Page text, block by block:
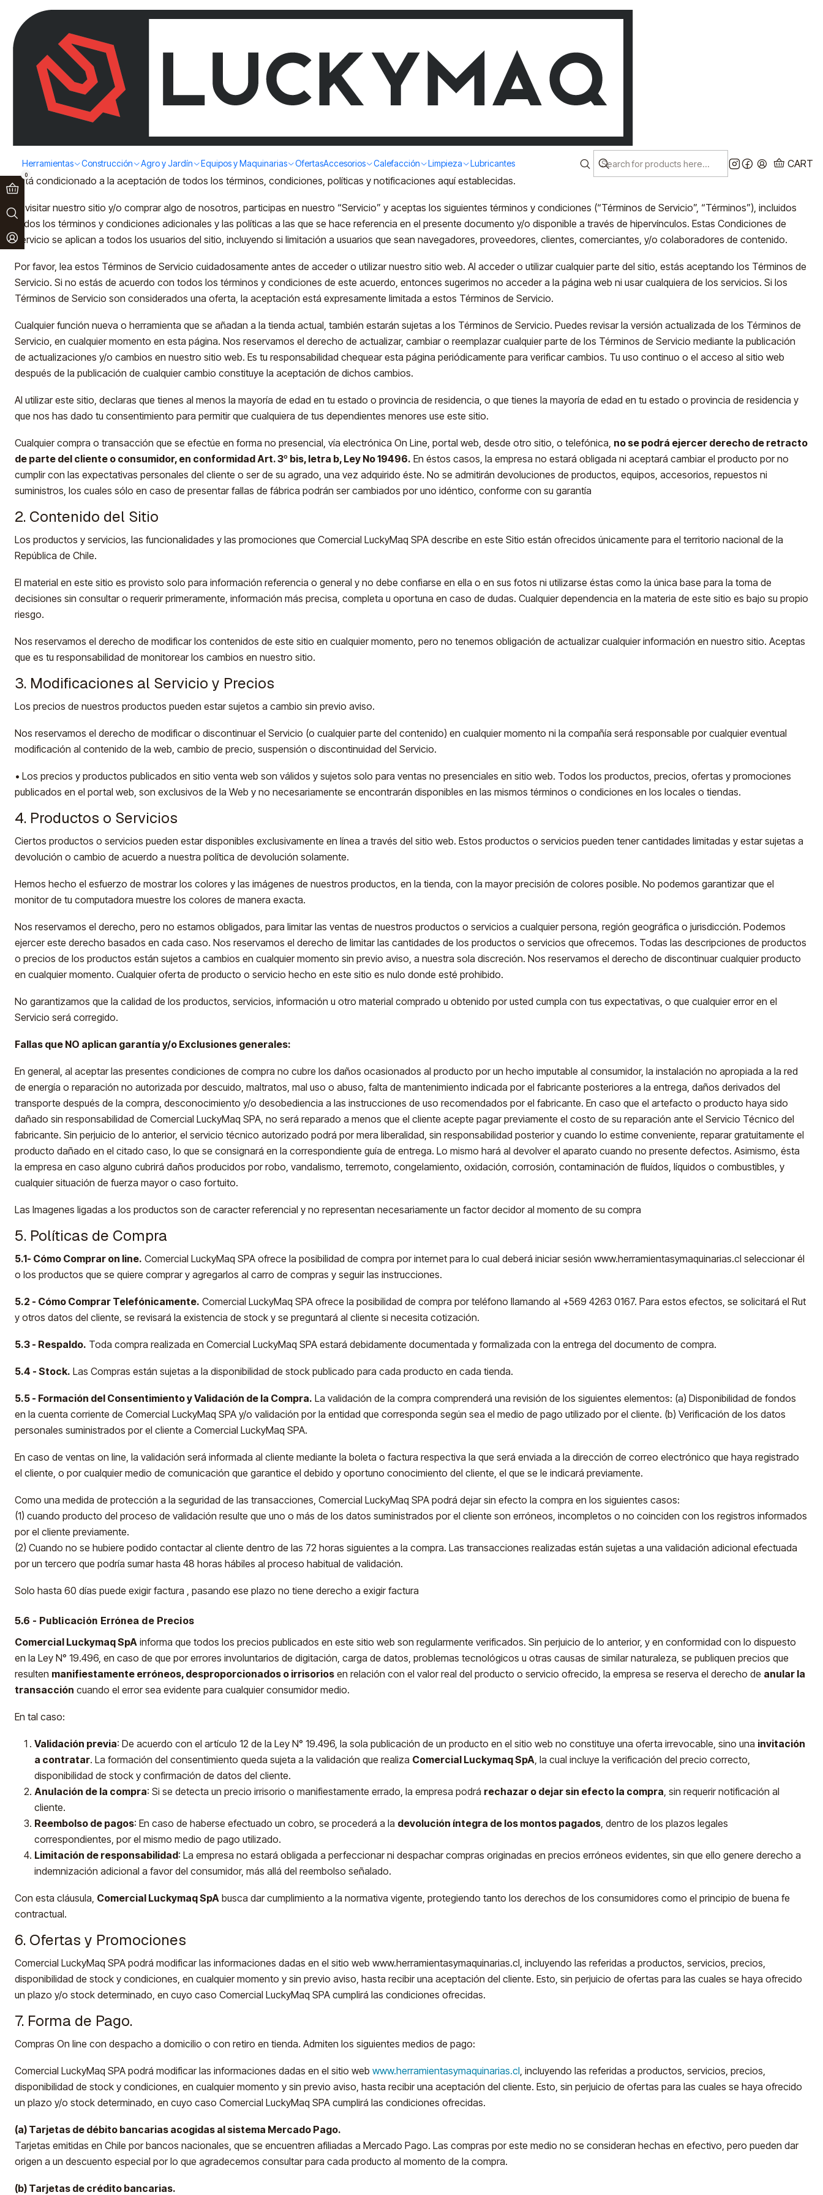
Herramientas Construcción Agro y Jardín Equipos y Maquinarias OfertasAccesorios Calefacción Limpieza Lubricantes CART
0
Paga en 3 cuotas sin interés!Ver más Despacho a todo chile!
Home
Términos y Condiciones
1. Condiciones Generales y Aceptación del Usuario.
Este sitio web es operado y de propiedad de Comercial LuckyMaq SPA. El acceso a este sitio web es gratuito y solo está condicionado a la aceptación y cumplimientos de estos
Términos y Condiciones de Uso. Comercial LuckyMaq SPA ofrece este sitio web, incluyendo toda la información, herramientas y servicios disponibles para ti en este sitio, el usuario,
está condicionado a la aceptación de todos los términos, condiciones, políticas y notificaciones aquí establecidas.
Al visitar nuestro sitio y/o comprar algo de nosotros, participas en nuestro “Servicio” y aceptas los siguientes términos y condiciones (“Términos de Servicio”, “Términos”), incluidos
todos los términos y condiciones adicionales y las políticas a las que se hace referencia en el presente documento y/o disponible a través de hipervínculos. Estas Condiciones de
Servicio se aplican a todos los usuarios del sitio, incluyendo si limitación a usuarios que sean navegadores, proveedores, clientes, comerciantes, y/o colaboradores de contenido.
Por favor, lea estos Términos de Servicio cuidadosamente antes de acceder o utilizar nuestro sitio web. Al acceder o utilizar cualquier parte del sitio, estás aceptando los Términos de
Servicio. Si no estás de acuerdo con todos los términos y condiciones de este acuerdo, entonces sugerimos no acceder a la página web ni usar cualquiera de los servicios. Si los
Términos de Servicio son considerados una oferta, la aceptación está expresamente limitada a estos Términos de Servicio.
Cualquier función nueva o herramienta que se añadan a la tienda actual, también estarán sujetas a los Términos de Servicio. Puedes revisar la versión actualizada de los Términos de
Servicio, en cualquier momento en esta página. Nos reservamos el derecho de actualizar, cambiar o reemplazar cualquier parte de los Términos de Servicio mediante la publicación
de actualizaciones y/o cambios en nuestro sitio web. Es tu responsabilidad chequear esta página periódicamente para verificar cambios. Tu uso continuo o el acceso al sitio web
después de la publicación de cualquier cambio constituye la aceptación de dichos cambios.
Al utilizar este sitio, declaras que tienes al menos la mayoría de edad en tu estado o provincia de residencia, o que tienes la mayoría de edad en tu estado o provincia de residencia y
que nos has dado tu consentimiento para permitir que cualquiera de tus dependientes menores use este sitio.
Cualquier compra o transacción que se efectúe en forma no presencial, vía electrónica On Line, portal web, desde otro sitio, o telefónica, no se podrá ejercer derecho de retracto
de parte del cliente o consumidor, en conformidad Art. 3º bis, letra b, Ley No 19496. En éstos casos, la empresa no estará obligada ni aceptará cambiar el producto por no
cumplir con las expectativas personales del cliente o ser de su agrado, una vez adquirido éste. No se admitirán devoluciones de productos, equipos, accesorios, repuestos ni
suministros, los cuales sólo en caso de presentar fallas de fábrica podrán ser cambiados por uno idéntico, conforme con su garantía
2. Contenido del Sitio
Los productos y servicios, las funcionalidades y las promociones que Comercial LuckyMaq SPA describe en este Sitio están ofrecidos únicamente para el territorio nacional de la
República de Chile.
El material en este sitio es provisto solo para información referencia o general y no debe confiarse en ella o en sus fotos ni utilizarse éstas como la única base para la toma de
decisiones sin consultar o requerir primeramente, información más precisa, completa u oportuna en caso de dudas. Cualquier dependencia en la materia de este sitio es bajo su propio
riesgo.
Nos reservamos el derecho de modificar los contenidos de este sitio en cualquier momento, pero no tenemos obligación de actualizar cualquier información en nuestro sitio. Aceptas
que es tu responsabilidad de monitorear los cambios en nuestro sitio.
3. Modificaciones al Servicio y Precios
Los precios de nuestros productos pueden estar sujetos a cambio sin previo aviso.
Nos reservamos el derecho de modificar o discontinuar el Servicio (o cualquier parte del contenido) en cualquier momento ni la compañía será responsable por cualquier eventual
modificación al contenido de la web, cambio de precio, suspensión o discontinuidad del Servicio.
• Los precios y productos publicados en sitio venta web son válidos y sujetos solo para ventas no presenciales en sitio web. Todos los productos, precios, ofertas y promociones
publicados en el portal web, son exclusivos de la Web y no necesariamente se encontrarán disponibles en las mismos términos o condiciones en los locales o tiendas.
4. Productos o Servicios
Ciertos productos o servicios pueden estar disponibles exclusivamente en línea a través del sitio web. Estos productos o servicios pueden tener cantidades limitadas y estar sujetas a
devolución o cambio de acuerdo a nuestra política de devolución solamente.
Hemos hecho el esfuerzo de mostrar los colores y las imágenes de nuestros productos, en la tienda, con la mayor precisión de colores posible. No podemos garantizar que el
monitor de tu computadora muestre los colores de manera exacta.
Nos reservamos el derecho, pero no estamos obligados, para limitar las ventas de nuestros productos o servicios a cualquier persona, región geográfica o jurisdicción. Podemos
ejercer este derecho basados en cada caso. Nos reservamos el derecho de limitar las cantidades de los productos o servicios que ofrecemos. Todas las descripciones de productos
o precios de los productos están sujetos a cambios en cualquier momento sin previo aviso, a nuestra sola discreción. Nos reservamos el derecho de discontinuar cualquier producto
en cualquier momento. Cualquier oferta de producto o servicio hecho en este sitio es nulo donde esté prohibido.
No garantizamos que la calidad de los productos, servicios, información u otro material comprado u obtenido por usted cumpla con tus expectativas, o que cualquier error en el
Servicio será corregido.
Fallas que NO aplican garantía y/o Exclusiones generales:
En general, al aceptar las presentes condiciones de compra no cubre los daños ocasionados al producto por un hecho imputable al consumidor, la instalación no apropiada a la red
de energía o reparación no autorizada por descuido, maltratos, mal uso o abuso, falta de mantenimiento indicada por el fabricante posteriores a la entrega, daños derivados del
transporte después de la compra, desconocimiento y/o desobediencia a las instrucciones de uso recomendados por el fabricante. En caso que el artefacto o producto haya sido
dañado sin responsabilidad de Comercial LuckyMaq SPA, no será reparado a menos que el cliente acepte pagar previamente el costo de su reparación ante el Servicio Técnico del
fabricante. Sin perjuicio de lo anterior, el servicio técnico autorizado podrá por mera liberalidad, sin responsabilidad posterior y cuando lo estime conveniente, reparar gratuitamente el
producto dañado en el citado caso, lo que se consignará en la correspondiente guía de entrega. Lo mismo hará al devolver el aparato cuando no presente defectos. Asimismo, ésta
la empresa en caso alguno cubrirá daños producidos por robo, vandalismo, terremoto, congelamiento, oxidación, corrosión, contaminación de fluídos, líquidos o combustibles, y
cualquier situación de fuerza mayor o caso fortuito.
Las Imagenes ligadas a los productos son de caracter referencial y no representan necesariamente un factor decidor al momento de su compra
5. Políticas de Compra
5.1- Cómo Comprar on line. Comercial LuckyMaq SPA ofrece la posibilidad de compra por internet para lo cual deberá iniciar sesión www.herramientasymaquinarias.cl seleccionar él
o los productos que se quiere comprar y agregarlos al carro de compras y seguir las instrucciones.
5.2 - Cómo Comprar Telefónicamente. Comercial LuckyMaq SPA ofrece la posibilidad de compra por teléfono llamando al +569 4263 0167. Para estos efectos, se solicitará el Rut
y otros datos del cliente, se revisará la existencia de stock y se preguntará al cliente si necesita cotización.
5.3 - Respaldo. Toda compra realizada en Comercial LuckyMaq SPA estará debidamente documentada y formalizada con la entrega del documento de compra.
5.4 - Stock. Las Compras están sujetas a la disponibilidad de stock publicado para cada producto en cada tienda.
5.5 - Formación del Consentimiento y Validación de la Compra. La validación de la compra comprenderá una revisión de los siguientes elementos: (a) Disponibilidad de fondos
en la cuenta corriente de Comercial LuckyMaq SPA y/o validación por la entidad que corresponda según sea el medio de pago utilizado por el cliente. (b) Verificación de los datos
personales suministrados por el cliente a Comercial LuckyMaq SPA.
En caso de ventas on line, la validación será informada al cliente mediante la boleta o factura respectiva la que será enviada a la dirección de correo electrónico que haya registrado
el cliente, o por cualquier medio de comunicación que garantice el debido y oportuno conocimiento del cliente, el que se le indicará previamente.
Como una medida de protección a la seguridad de las transacciones, Comercial LuckyMaq SPA podrá dejar sin efecto la compra en los siguientes casos:
(1) cuando producto del proceso de validación resulte que uno o más de los datos suministrados por el cliente son erróneos, incompletos o no coinciden con los registros informados
por el cliente previamente.
(2) Cuando no se hubiere podido contactar al cliente dentro de las 72 horas siguientes a la compra. Las transacciones realizadas están sujetas a una validación adicional efectuada
por un tercero que podría sumar hasta 48 horas hábiles al proceso habitual de validación.
Solo hasta 60 días puede exigir factura , pasando ese plazo no tiene derecho a exigir factura
5.6 - Publicación Errónea de Precios
Comercial Luckymaq SpA informa que todos los precios publicados en este sitio web son regularmente verificados. Sin perjuicio de lo anterior, y en conformidad con lo dispuesto
en la Ley N° 19.496, en caso de que por errores involuntarios de digitación, carga de datos, problemas tecnológicos u otras causas de similar naturaleza, se publiquen precios que
resulten manifiestamente erróneos, desproporcionados o irrisorios en relación con el valor real del producto o servicio ofrecido, la empresa se reserva el derecho de anular la
transacción cuando el error sea evidente para cualquier consumidor medio.
En tal caso:
Validación previa: De acuerdo con el artículo 12 de la Ley N° 19.496, la sola publicación de un producto en el sitio web no constituye una oferta irrevocable, sino una invitación
a contratar. La formación del consentimiento queda sujeta a la validación que realiza Comercial Luckymaq SpA, la cual incluye la verificación del precio correcto,
disponibilidad de stock y confirmación de datos del cliente.
Anulación de la compra: Si se detecta un precio irrisorio o manifiestamente errado, la empresa podrá rechazar o dejar sin efecto la compra, sin requerir notificación al
cliente.
Reembolso de pagos: En caso de haberse efectuado un cobro, se procederá a la devolución íntegra de los montos pagados, dentro de los plazos legales
correspondientes, por el mismo medio de pago utilizado.
Limitación de responsabilidad: La empresa no estará obligada a perfeccionar ni despachar compras originadas en precios erróneos evidentes, sin que ello genere derecho a
indemnización adicional a favor del consumidor, más allá del reembolso señalado.
Con esta cláusula, Comercial Luckymaq SpA busca dar cumplimiento a la normativa vigente, protegiendo tanto los derechos de los consumidores como el principio de buena fe
contractual.
6. Ofertas y Promociones
Comercial LuckyMaq SPA podrá modificar las informaciones dadas en el sitio web www.herramientasymaquinarias.cl, incluyendo las referidas a productos, servicios, precios,
disponibilidad de stock y condiciones, en cualquier momento y sin previo aviso, hasta recibir una aceptación del cliente. Esto, sin perjuicio de ofertas para las cuales se haya ofrecido
un plazo y/o stock determinado, en cuyo caso Comercial LuckyMaq SPA cumplirá las condiciones ofrecidas.
7. Forma de Pago.
Compras On line con despacho a domicilio o con retiro en tienda. Admiten los siguientes medios de pago:
Comercial LuckyMaq SPA podrá modificar las informaciones dadas en el sitio web www.herramientasymaquinarias.cl, incluyendo las referidas a productos, servicios, precios,
disponibilidad de stock y condiciones, en cualquier momento y sin previo aviso, hasta recibir una aceptación del cliente. Esto, sin perjuicio de ofertas para las cuales se haya ofrecido
un plazo y/o stock determinado, en cuyo caso Comercial LuckyMaq SPA cumplirá las condiciones ofrecidas.
(a) Tarjetas de débito bancarias acogidas al sistema Mercado Pago.
Tarjetas emitidas en Chile por bancos nacionales, que se encuentren afiliadas a Mercado Pago. Las compras por este medio no se consideran hechas en efectivo, pero pueden dar
origen a un descuento especial por lo que agradecemos consultar para cada producto al momento de la compra.
(b) Tarjetas de crédito bancarias.